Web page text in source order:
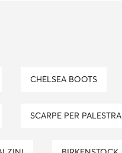
CHELSEA BOOTS
SCARPE PER PALESTRA